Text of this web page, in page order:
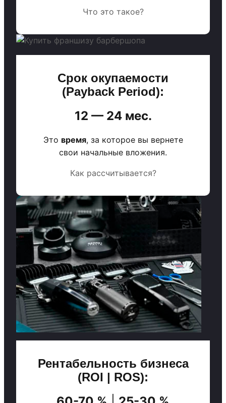
Что это такое?
Срок окупаемости
(Payback Period):
12 — 24 мес.
Это время, за которое вы вернете
свои начальные вложения.
Как рассчитывается?
Рентабельность бизнеса
(ROI | ROS):